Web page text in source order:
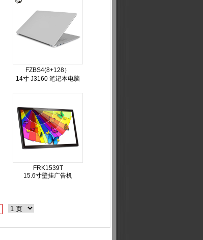
FZBS4(8+128）
14寸 J3160 笔记本电脑
FRK1539T
15.6寸壁挂广告机